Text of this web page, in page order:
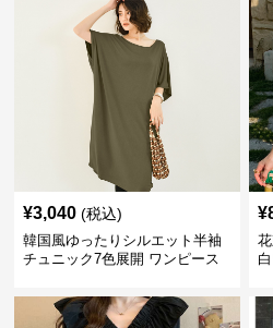
¥3,040 (税込)
韓国風ゆったりシルエット半袖
チュニック7色展開 ワンピース
¥